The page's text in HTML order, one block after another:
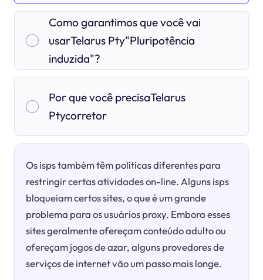
Como garantimos que você vai
usarTelarus Pty"Pluripotência
induzida"?
Por que você precisaTelarus
Ptycorretor
Os isps também têm políticas diferentes para
restringir certas atividades on-line. Alguns isps
bloqueiam certos sites, o que é um grande
problema para os usuários proxy. Embora esses
sites geralmente ofereçam conteúdo adulto ou
ofereçam jogos de azar, alguns provedores de
serviços de internet vão um passo mais longe.